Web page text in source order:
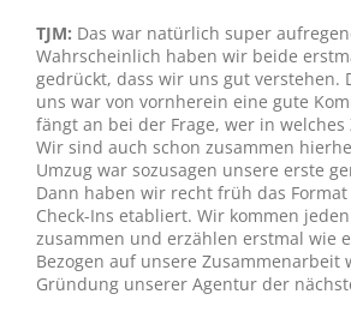
TJM: Das war natürlich super
Wahrscheinlich haben wir beide
gedrückt, dass wir uns gut verstehen.
uns war von vornherein eine gute
fängt an bei der Frage, wer in
Wir sind auch schon zusammen
Umzug war sozusagen unsere erste
Dann haben wir recht früh das
Check-Ins etabliert. Wir kommen
zusammen und erzählen erstmal wie
Bezogen auf unsere Zusammenarbeit
Gründung unserer Agentur der